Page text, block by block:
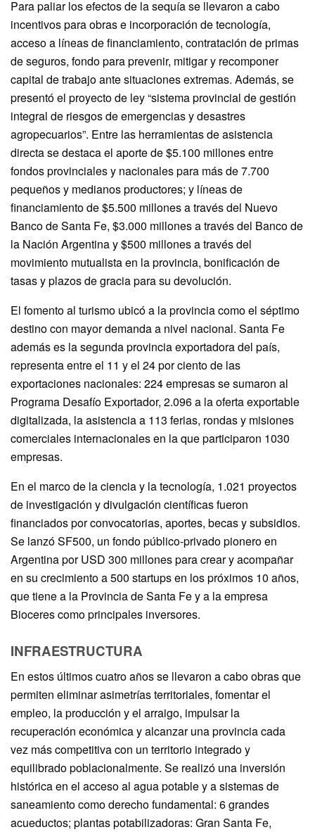
Para paliar los efectos de la sequía se llevaron a cabo
incentivos para obras e incorporación de tecnología,
acceso a líneas de financiamiento, contratación de primas
de seguros, fondo para prevenir, mitigar y recomponer
capital de trabajo ante situaciones extremas. Además, se
presentó el proyecto de ley “sistema provincial de gestión
integral de riesgos de emergencias y desastres
agropecuarios”. Entre las herramientas de asistencia
directa se destaca el aporte de $5.100 millones entre
fondos provinciales y nacionales para más de 7.700
pequeños y medianos productores; y líneas de
financiamiento de $5.500 millones a través del Nuevo
Banco de Santa Fe, $3.000 millones a través del Banco de
la Nación Argentina y $500 millones a través del
movimiento mutualista en la provincia, bonificación de
tasas y plazos de gracia para su devolución.
El fomento al turismo ubicó a la provincia como el séptimo
destino con mayor demanda a nivel nacional. Santa Fe
además es la segunda provincia exportadora del país,
representa entre el 11 y el 24 por ciento de las
exportaciones nacionales: 224 empresas se sumaron al
Programa Desafío Exportador, 2.096 a la oferta exportable
digitalizada, la asistencia a 113 ferias, rondas y misiones
comerciales internacionales en la que participaron 1030
empresas.
En el marco de la ciencia y la tecnología, 1.021 proyectos
de investigación y divulgación científicas fueron
financiados por convocatorias, aportes, becas y subsidios.
Se lanzó SF500, un fondo público-privado pionero en
Argentina por USD 300 millones para crear y acompañar
en su crecimiento a 500 startups en los próximos 10 años,
que tiene a la Provincia de Santa Fe y a la empresa
Bioceres como principales inversores.
INFRAESTRUCTURA
En estos últimos cuatro años se llevaron a cabo obras que
permiten eliminar asimetrías territoriales, fomentar el
empleo, la producción y el arraigo, impulsar la
recuperación económica y alcanzar una provincia cada
vez más competitiva con un territorio integrado y
equilibrado poblacionalmente. Se realizó una inversión
histórica en el acceso al agua potable y a sistemas de
saneamiento como derecho fundamental: 6 grandes
acueductos; plantas potabilizadoras: Gran Santa Fe,